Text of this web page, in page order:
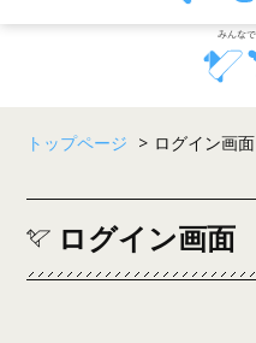
トップページ > ログイン画面
ログイン画面